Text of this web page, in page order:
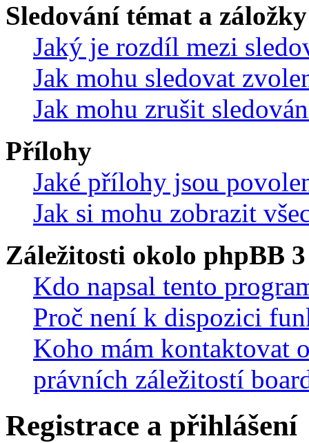
Sledování témat a záložky
Jaký je rozdíl mezi
Jak mohu sledovat
Jak mohu zrušit
Přílohy
Jaké přílohy jsou
Jak si mohu zobrazit
Záležitosti okolo phpBB 3
Kdo napsal tento
Proč není k dispozici
Koho mám kontaktovat
právních záležitostí
Registrace a přihlášení